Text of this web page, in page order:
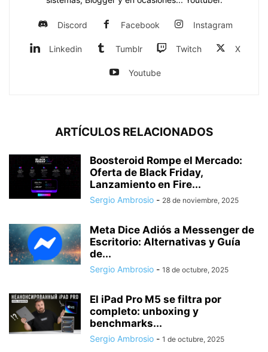
Discord Facebook Instagram
Linkedin Tumblr Twitch X
Youtube
ARTÍCULOS RELACIONADOS
Boosteroid Rompe el Mercado:
Oferta de Black Friday,
Lanzamiento en Fire...
Sergio Ambrosio - 28 de noviembre, 2025
Meta Dice Adiós a Messenger de
Escritorio: Alternativas y Guía
de...
Sergio Ambrosio - 18 de octubre, 2025
El iPad Pro M5 se filtra por
completo: unboxing y
benchmarks...
Sergio Ambrosio - 1 de octubre, 2025